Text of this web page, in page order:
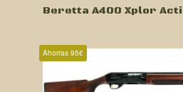
Beretta A400 Xplor
Ahorras 95€